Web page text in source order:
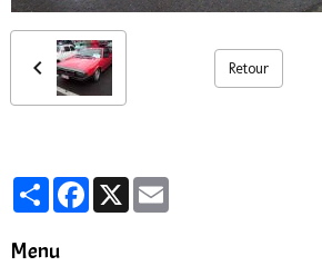
Retour
PartagerFacebook
X
Menu